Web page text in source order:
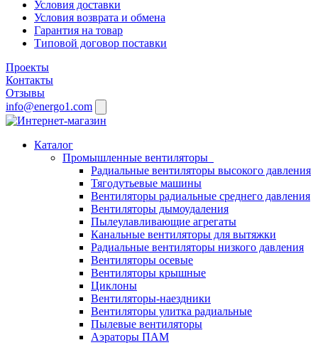
Условия доставки
Условия возврата и обмена
Гарантия на товар
Типовой договор поставки
Проекты
Контакты
Отзывы
info@energo1.com
Каталог
Промышленные вентиляторы
Радиальные вентиляторы высокого давления
Тягодутьевые машины
Вентиляторы радиальные среднего давления
Вентиляторы дымоудаления
Пылеулавливающие агрегаты
Канальные вентиляторы для вытяжки
Радиальные вентиляторы низкого давления
Вентиляторы осевые
Вентиляторы крышные
Циклоны
Вентиляторы-наездники
Вентиляторы улитка радиальные
Пылевые вентиляторы
Аэраторы ПАМ